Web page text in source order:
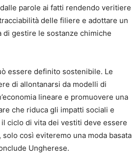
parole ai fatti rendendo veritiere
delle filiere e adottare un
di gestire le sostanze chimiche
essere definito sostenibile. Le
di allontanarsi da modelli di
lineare e promuovere una
che riduca gli impatti sociali e
ciclo di vita dei vestiti deve essere
così eviteremo una moda basata
Ungherese.